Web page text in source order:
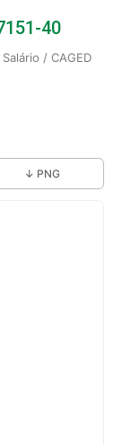
40
/ CAGED
↓ PNG